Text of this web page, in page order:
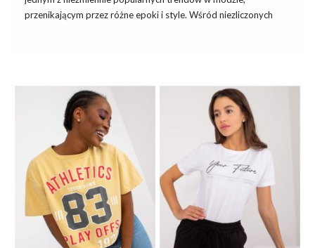
przenikającym przez różne epoki i style. Wśród niezliczonych
przyjrzymy się bliżej fenomenowi sukienki szmizjerki, jej historii,
wpływowi na modę oraz dlaczego wciąż zachwyca i inspiruje
zarówno projektantów, jak i miłośniczki mody na całym świecie.
Sukienka szmizjerka – jaka jest jej
historia?
Historia sukienki szmizjerki sięga lat 30. XX wieku, kiedy to
zyskała popularność jako element kobiecej garderoby,
szczególnie wśród eleganckich …